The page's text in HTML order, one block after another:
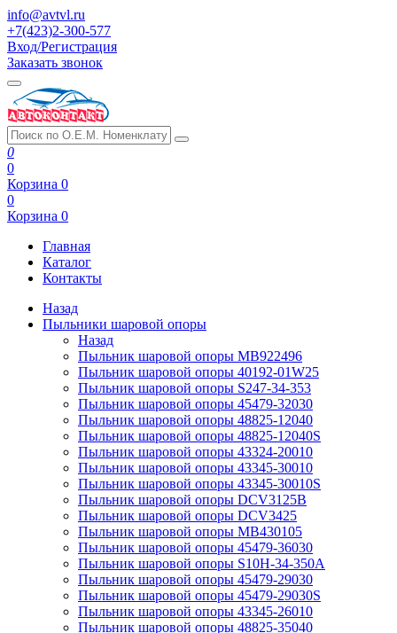
info@avtvl.ru
+7(423)2-300-577
Вход/Регистрация
Заказать звонок
0
0
Корзина 0
0
Корзина 0
Главная
Каталог
Контакты
Назад
Пыльники шаровой опоры
Назад
Пыльник шаровой опоры MB922496
Пыльник шаровой опоры 40192-01W25
Пыльник шаровой опоры S247-34-353
Пыльник шаровой опоры 45479-32030
Пыльник шаровой опоры 48825-12040
Пыльник шаровой опоры 48825-12040S
Пыльник шаровой опоры 43324-20010
Пыльник шаровой опоры 43345-30010
Пыльник шаровой опоры 43345-30010S
Пыльник шаровой опоры DCV3125B
Пыльник шаровой опоры DCV3425
Пыльник шаровой опоры MB430105
Пыльник шаровой опоры 45479-36030
Пыльник шаровой опоры S10H-34-350A
Пыльник шаровой опоры 45479-29030
Пыльник шаровой опоры 45479-29030S
Пыльник шаровой опоры 43345-26010
Пыльник шаровой опоры 48825-35040